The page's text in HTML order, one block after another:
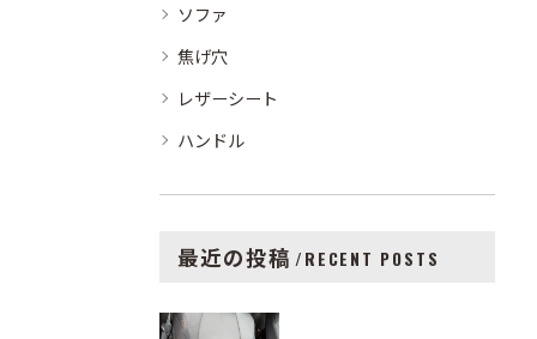
ソファ
焦げ穴
レザーシート
ハンドル
最近の投稿 RECENT POSTS